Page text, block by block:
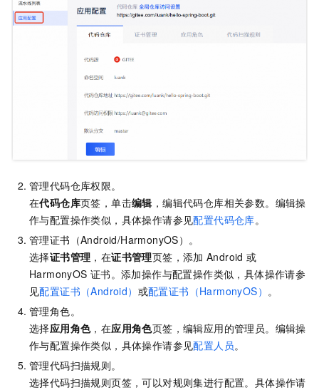
管理代码仓库权限。
在代码仓库页签，单击编辑 ，编辑代码仓库相关参数。编辑操
作与配置操作类似，具体操作请参见配置代码仓库。
管理证书（Android/HarmonyOS）。
选择证书管理 ，在证书管理页签，添加 Android 或
HarmonyOS 证书。添加操作与配置操作类似，具体操作请参
见配置证书（Android） 或配置证书（HarmonyOS） 。
管理角色。
选择应用角色，在应用角色页签，编辑应用的管理员。编辑操
作与配置操作类似，具体操作请参见配置人员。
管理代码扫描规则。
选择代码扫描规则页签，可以对规则集进行配置。具体操作请